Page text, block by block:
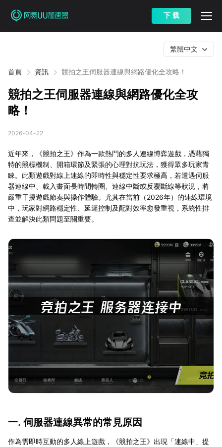
下 载
首頁 資訊 競拍之王伺服器連線與網路優化全攻略！
繁體中文
競拍之王伺服器連線與網路優化全攻
略！
2026-04-22
近年來，《競拍之王》作為一款熱門的多人連線博弈遊戲，憑藉獨
特的競標機制、開箱環節及緊張的心理對抗玩法，獲得眾多玩家青
睞。此類遊戲對線上連線的即時性與穩定性要求極高，若遭遇伺服
器連線中、載入畫面長時間轉圈、連線中斷或反覆斷線等狀況，將
嚴重干擾遊戲節奏與操作體驗。尤其在當前（2026年）的連線環境
中，玩家對網路穩定性、延遲控制及配對效率愈發重視，系統性排
查並解決此類問題至關重要。
一. 伺服器連線異常的常見原因
作為需即時互動的多人線上遊戲，《競拍之王》出現「連線中」提